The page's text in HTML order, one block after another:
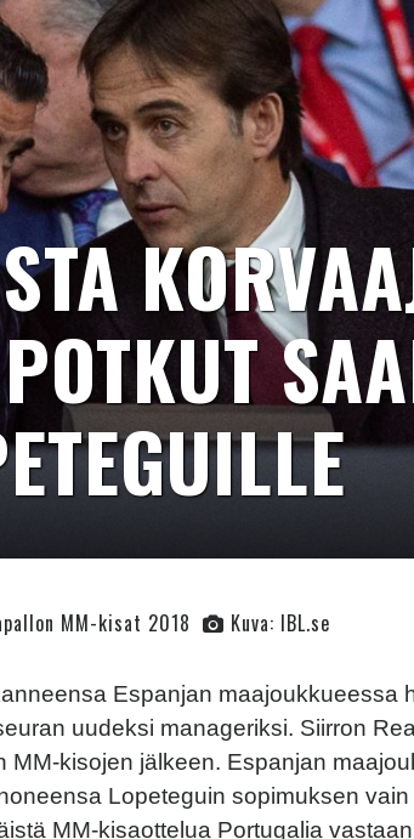
MM-kisat 2018 Kuva: IBL.se
Espanjan maajoukkueessa
uudeksi manageriksi. Siirron Real
MM-kisojen jälkeen. Espanjan
Lopeteguin sopimuksen vain
MM-kisaottelua Portugalia vastaan